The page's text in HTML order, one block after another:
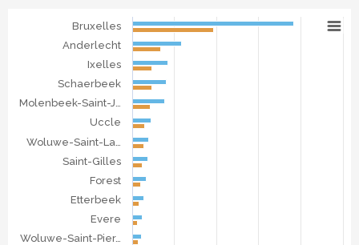
Victimes d'accidents de roulage en RBC
Bar chart with 2 data series.
Comparaison entre communes du nombre total de
The chart has 1 X axis displaying categories.
The chart has 1 Y axis displaying . Data ranges from 19 to
Bruxelles
Anderlecht
Ixelles
Schaerbeek
Molenbeek-Saint-J…
Uccle
Woluwe-Saint-La…
Saint-Gilles
Forest
Etterbeek
Evere
Woluwe-Saint-Pier…